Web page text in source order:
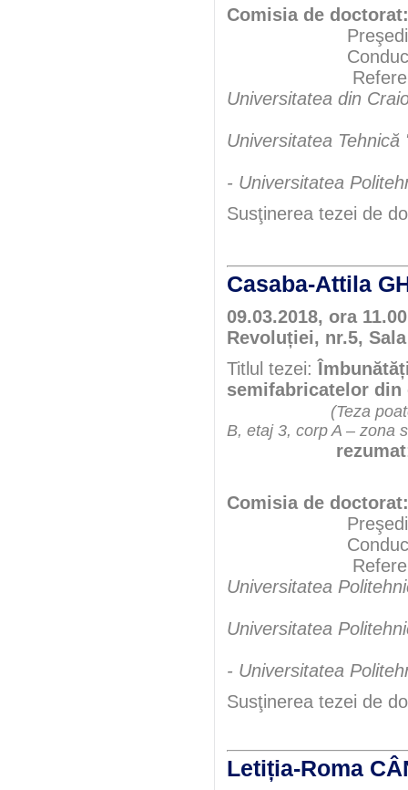
Comisia de doctorat:
Universitatea din
Universitatea
- Universitatea
Susţinerea tezei de
Casaba-Attila
09.03.2018, ora
Revoluției, nr.5,
Titlul tezei:
semifabricatelor
(Teza
B, etaj 3, corp A – zona
rezumat
Comisia de doctorat:
Universitatea
Universitatea
- Universitatea
Susţinerea tezei de
Letiția-Roma